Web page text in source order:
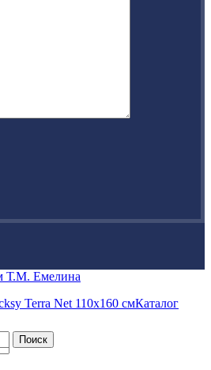
Каталог
Поиск